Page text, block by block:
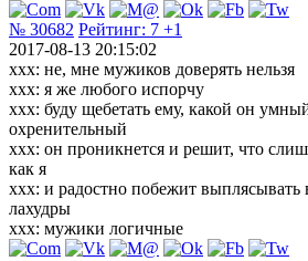
№ 30682 Рейтинг: 7 +1
2017-08-13 20:15:02
ххх: не, мне мужиков доверять нельзя
ххх: я же любого испорчу
ххх: буду щебетать ему, какой он
охренительный
ххх: он проникнется и решит, что
как я
ххх: и радостно побежит выплясывать
лахудры
ххх: мужики логичные